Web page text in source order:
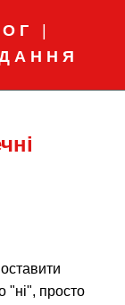
"ні", просто